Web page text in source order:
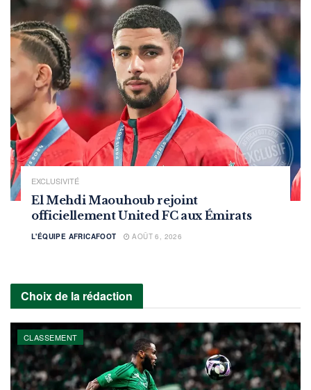
EXCLUSIVITÉ
El Mehdi Maouhoub rejoint
officiellement United FC aux Émirats
L'ÉQUIPE AFRICAFOOT AOÛT 6, 2026
Choix de la rédaction
CLASSEMENT